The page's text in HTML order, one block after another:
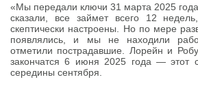
«Мы передали ключи 31 марта 2025
сказали, все займет всего 12
скептически настроены. Но по мере
появлялись, и мы не находили
отметили пострадавшие. Лорейн и
закончатся 6 июня 2025 года — этот
середины сентября.